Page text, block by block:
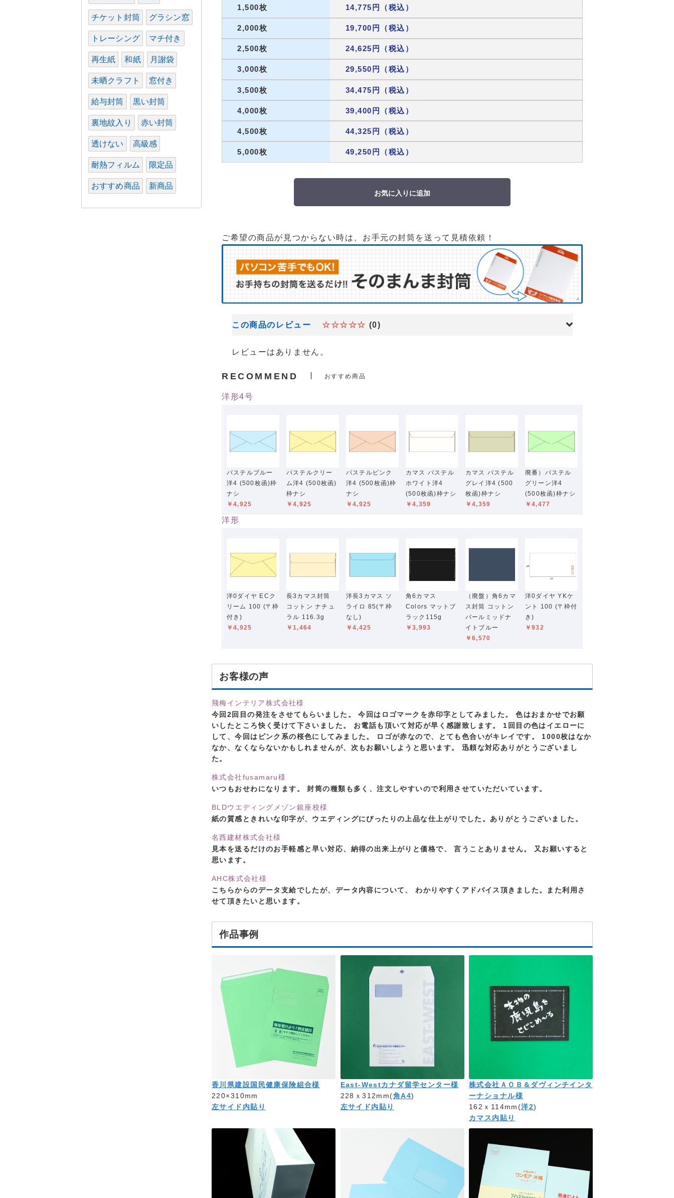
1,500枚 14,775円（税込）
2,000枚 19,700円（税込）
2,500枚 24,625円（税込）
3,000枚 29,550円（税込）
3,500枚 34,475円（税込）
4,000枚 39,400円（税込）
4,500枚 44,325円（税込）
5,000枚 49,250円（税込）
お気に入りに追加
ご希望の商品が見つからない時は、お手元の封筒を送って見積依頼！
この商品のレビュー ☆☆☆☆☆ (0)
レビューはありません。
RECOMMEND おすすめ商品
洋形4号
パステルブルー
洋4 (500枚函)枠
ナシ
￥4,925
パステルクリー
ム洋4 (500枚函)
枠ナシ
￥4,925
パステルピンク
洋4 (500枚函)枠
ナシ
￥4,925
カマス パステル
ホワイト洋4
(500枚函)枠ナシ
￥4,359
カマス パステル
グレイ洋4 (500
枚函)枠ナシ
￥4,359
廃番）パステル
グリーン洋4
(500枚函)枠ナシ
￥4,477
洋形
洋0ダイヤ ECク
リーム 100 (〒枠
付き)
￥4,925
長3カマス封筒
コットン ナチュ
ラル 116.3g
￥1,464
洋長3カマス ソ
ライロ 85(〒枠
なし)
￥4,425
角6カマス
Colors マットブ
ラック115g
￥3,993
（廃盤）角6カマ
ス封筒 コットン
パールミッドナ
イトブルー
￥6,570
洋0ダイヤ YKケ
ント 100 (〒枠付
き)
￥932
お客様の声
飛梅インテリア株式会社様
今回2回目の発注をさせてもらいました。 今回はロゴマークを赤印字としてみました。 色はおまかせでお願
いしたところ快く受けて下さいました。 お電話も頂いて対応が早く感謝致します。 1回目の色はイエローに
して、今回はピンク系の桜色にしてみました。 ロゴが赤なので、とても色合いがキレイです。 1000枚はなか
なか、なくならないかもしれませんが、次もお願いしようと思います。 迅頼な対応ありがとうございまし
た。
株式会社fusamaru様
いつもおせわになります。 封筒の種類も多く、注文しやすいので利用させていただいています。
BLDウエディングメゾン銀座校様
紙の質感ときれいな印字が、ウエディングにぴったりの上品な仕上がりでした。ありがとうございました。
名西建材株式会社様
見本を送るだけのお手軽感と早い対応、納得の出来上がりと価格で、 言うことありません。 又お願いすると
思います。
AHC株式会社様
こちらからのデータ支給でしたが、データ内容について、 わかりやすくアドバイス頂きました。また利用さ
せて頂きたいと思います。
作品事例
香川県建設国民健康保険組合様
220×310mm
左サイド内貼り
East-Westカナダ留学センター様
228ｘ312mm(角A4)
左サイド内貼り
株式会社ＡＯＢ＆ダヴィンチインタ
ーナショナル様
162ｘ114mm(洋2)
カマス内貼り
チケット封筒 グラシン窓
トレーシング マチ付き
再生紙 和紙 月謝袋
未晒クラフト 窓付き
給与封筒 黒い封筒
裏地紋入り 赤い封筒
透けない 高級感
耐熱フィルム 限定品
おすすめ商品 新商品